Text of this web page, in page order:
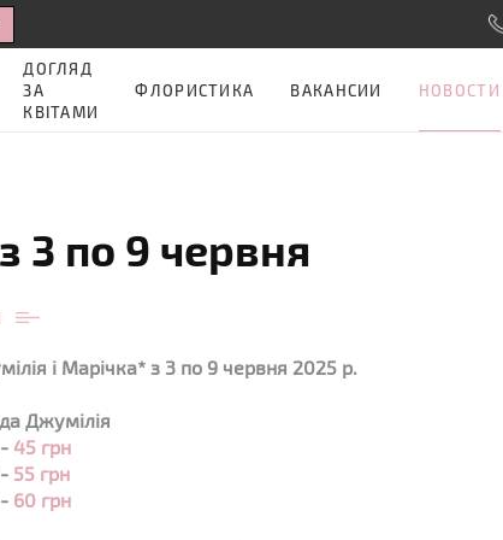
ДОГЛЯД
ЗА
КВІТАМИ
ФЛОРИСТИКА ВАКАНСИИ НОВОСТИ
3 по 9 червня
і Марічка* з 3 по 9 червня 2025 р.
Джумілія
45 грн
55 грн
60 грн